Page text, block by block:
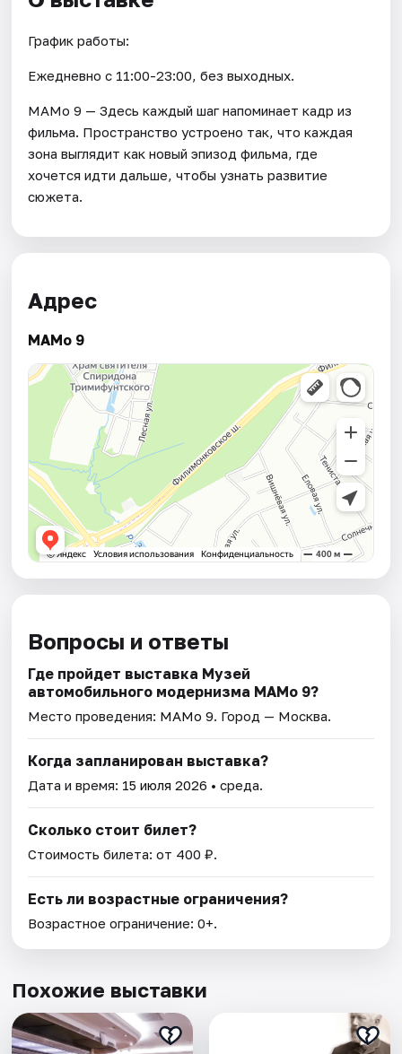
График работы:
Ежедневно с 11:00-23:00, без выходных.
МАМо 9 — Здесь каждый шаг напоминает кадр из
фильма. Пространство устроено так, что каждая
зона выглядит как новый эпизод фильма, где
хочется идти дальше, чтобы узнать развитие
сюжета.
Адрес
МАМо 9
Вопросы и ответы
Где пройдет выставка Музей
автомобильного модернизма МАМо 9?
Место проведения: МАМо 9. Город — Москва.
Когда запланирован выставка?
Дата и время: 15 июля 2026 • среда.
Сколько стоит билет?
Стоимость билета: от 400 ₽.
Есть ли возрастные ограничения?
Возрастное ограничение: 0+.
Похожие выставки